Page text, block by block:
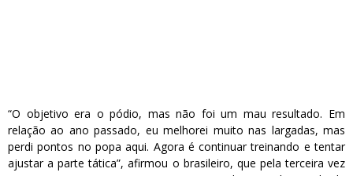
“O objetivo era o pódio, mas não foi um mau resultado. Em
relação ao ano passado, eu melhorei muito nas largadas, mas
perdi pontos no popa aqui. Agora é continuar treinando e tentar
ajustar a parte tática”, afirmou o brasileiro, que pela terceira vez